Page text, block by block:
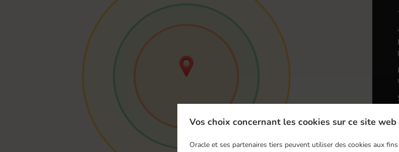
Vos choix concernant les cookies sur ce site web
Oracle et ses partenaires tiers peuvent utiliser des cookies aux